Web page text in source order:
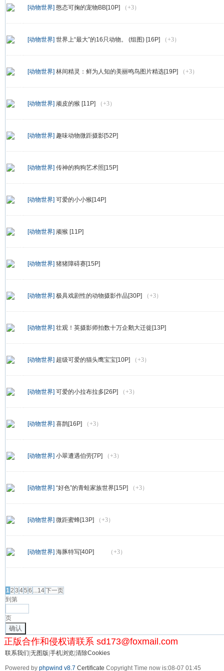
[动物世界] 憨态可掬的宠物BB[10P] （+3）
[动物世界] 世界上“最大”的16只动物。 (组图) [16P] （+3）
[动物世界] 林间精灵：鲜为人知的美丽鸣鸟图片精选[19P] （+3）
[动物世界] 顽皮的猴 [11P] （+3）
[动物世界] 趣味动物微距摄影[52P]
[动物世界] 传神的狗狗艺术照[15P]
[动物世界] 可爱的小小猴[14P]
[动物世界] 顽猴 [11P]
[动物世界] 猪猪障碍赛[15P]
[动物世界] 极具戏剧性的动物摄影作品[30P] （+3）
[动物世界] 壮观！英摄影师拍数十万企鹅大迁徙[13P]
[动物世界] 超级可爱的猫头鹰宝宝[10P] （+3）
[动物世界] 可爱的小拉布拉多[26P] （+3）
[动物世界] 喜鹊[16P] （+3）
[动物世界] 小翠遭遇伯劳[7P] （+3）
[动物世界] “好色”的青蛙家族世界[15P] （+3）
[动物世界] 微距蜜蜂[13P] （+3）
[动物世界] 海豚特写[40P] （+3）
12 3 45 6 ...14下一页
到第
页
确认
正版合作和侵权请联系 sd173@foxmail.com
联系我们|无图版|手机浏览|清除Cookies
Powered by phpwind v8.7 Certificate Copyright Time now is:08-07 01:45